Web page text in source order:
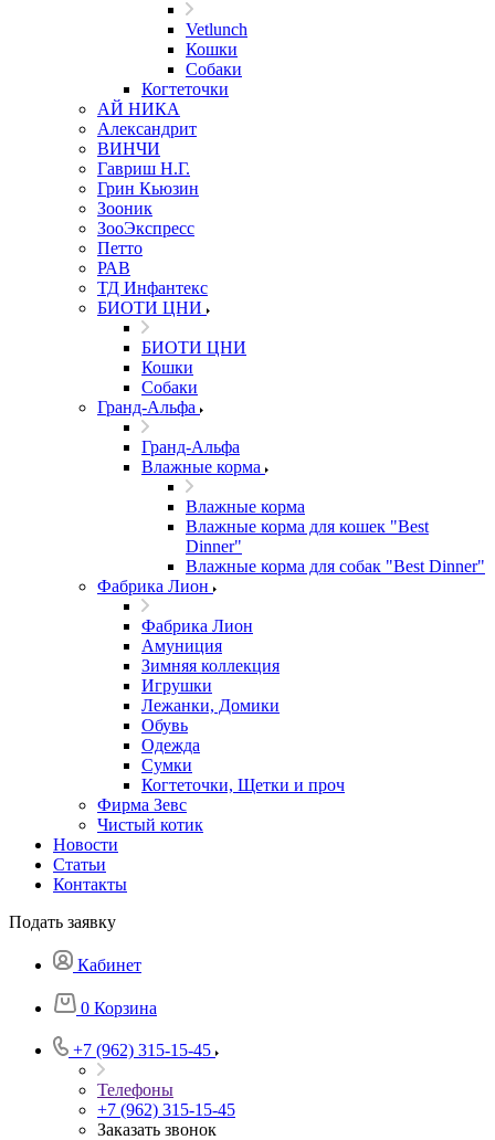
Vetlunch
Кошки
Собаки
Когтеточки
АЙ НИКА
Александрит
ВИНЧИ
Гавриш Н.Г.
Грин Кьюзин
Зооник
ЗооЭкспресс
Петто
РАВ
ТД Инфантекс
БИОТИ ЦНИ
БИОТИ ЦНИ
Кошки
Собаки
Гранд-Альфа
Гранд-Альфа
Влажные корма
Влажные корма
Влажные корма для кошек "Best
Dinner"
Влажные корма для собак "Best Dinner"
Фабрика Лион
Фабрика Лион
Амуниция
Зимняя коллекция
Игрушки
Лежанки, Домики
Обувь
Одежда
Сумки
Когтеточки, Щетки и проч
Фирма Зевс
Чистый котик
Новости
Статьи
Контакты
Подать заявку
Кабинет
0 Корзина
+7 (962) 315-15-45
Телефоны
+7 (962) 315-15-45
Заказать звонок